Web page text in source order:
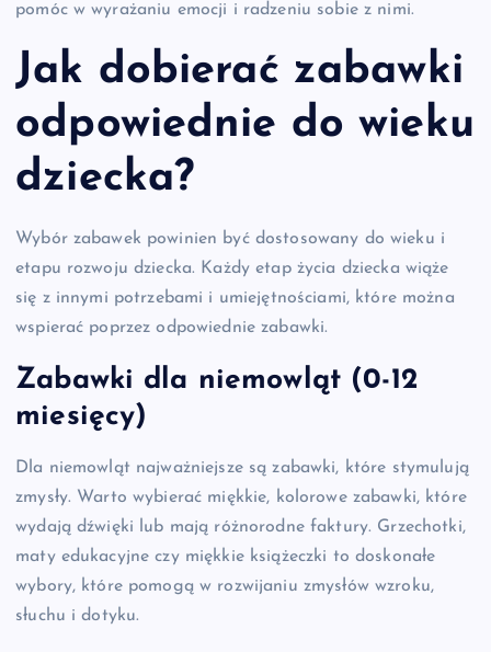
pomóc w wyrażaniu emocji i radzeniu sobie z nimi.
Jak dobierać zabawki
odpowiednie do wieku
dziecka?
Wybór zabawek powinien być dostosowany do wieku i
etapu rozwoju dziecka. Każdy etap życia dziecka wiąże
się z innymi potrzebami i umiejętnościami, które można
wspierać poprzez odpowiednie zabawki.
Zabawki dla niemowląt (0-12
miesięcy)
Dla niemowląt najważniejsze są zabawki, które stymulują
zmysły. Warto wybierać miękkie, kolorowe zabawki, które
wydają dźwięki lub mają różnorodne faktury. Grzechotki,
maty edukacyjne czy miękkie książeczki to doskonałe
wybory, które pomogą w rozwijaniu zmysłów wzroku,
słuchu i dotyku.